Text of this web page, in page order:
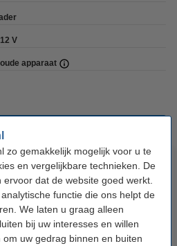
zo gemakkelijk mogelijk voor u te
en vergelijkbare technieken. De
dat de website goed werkt.
functie die ons helpt de
We laten u graag alleen
bij uw interesses en willen
uw gedrag binnen en buiten
V
apparaat